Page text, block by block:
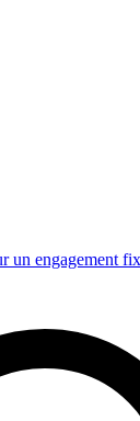
un engagement